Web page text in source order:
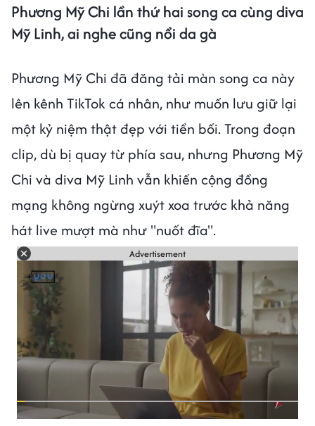
Phương Mỹ Chi lần thứ hai song ca cùng diva
Mỹ Linh, ai nghe cũng nổi da gà
Phương Mỹ Chi đã đăng tải màn song ca này
lên kênh TikTok cá nhân, như muốn lưu giữ lại
một kỷ niệm thật đẹp với tiền bối. Trong đoạn
clip, dù bị quay từ phía sau, nhưng Phương Mỹ
Chi và diva Mỹ Linh vẫn khiến cộng đồng
mạng không ngừng xuýt xoa trước khả năng
hát live mượt mà như "nuốt đĩa".
Advertisement